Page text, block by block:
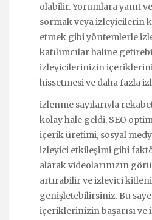
olabilir. Yorumlara yanıt
sormak veya izleyicilerin
etmek gibi yöntemlerle
katılımcılar haline
izleyicilerinizin
hissetmesi ve daha fazla
izlenme sayılarıyla
kolay hale geldi. SEO
içerik üretimi, sosyal
izleyici etkileşimi gibi
alarak videolarınızın
artırabilir ve izleyici
genişletebilirsiniz. Bu
içeriklerinizin başarısı ve